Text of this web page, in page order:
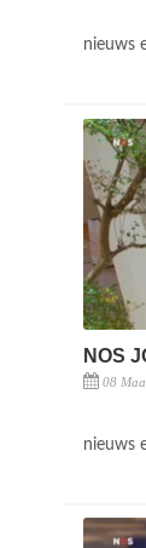
nieuws
NOS
08
nieuws